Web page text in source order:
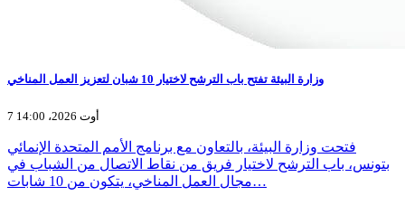
وزارة البيئة تفتح باب الترشح لاختيار 10 شبان لتعزيز العمل المناخي
7 أوت 2026، 14:00
فتحت وزارة البيئة، بالتعاون مع برنامج الأمم المتحدة الإنمائي
بتونس، باب الترشح لاختيار فريق من نقاط الاتصال من الشباب في
مجال العمل المناخي، يتكون من 10 شابات…